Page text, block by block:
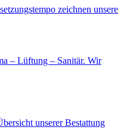
zeichnen unsere
– Lüftung – Sanitär. Wir
unserer Bestattung